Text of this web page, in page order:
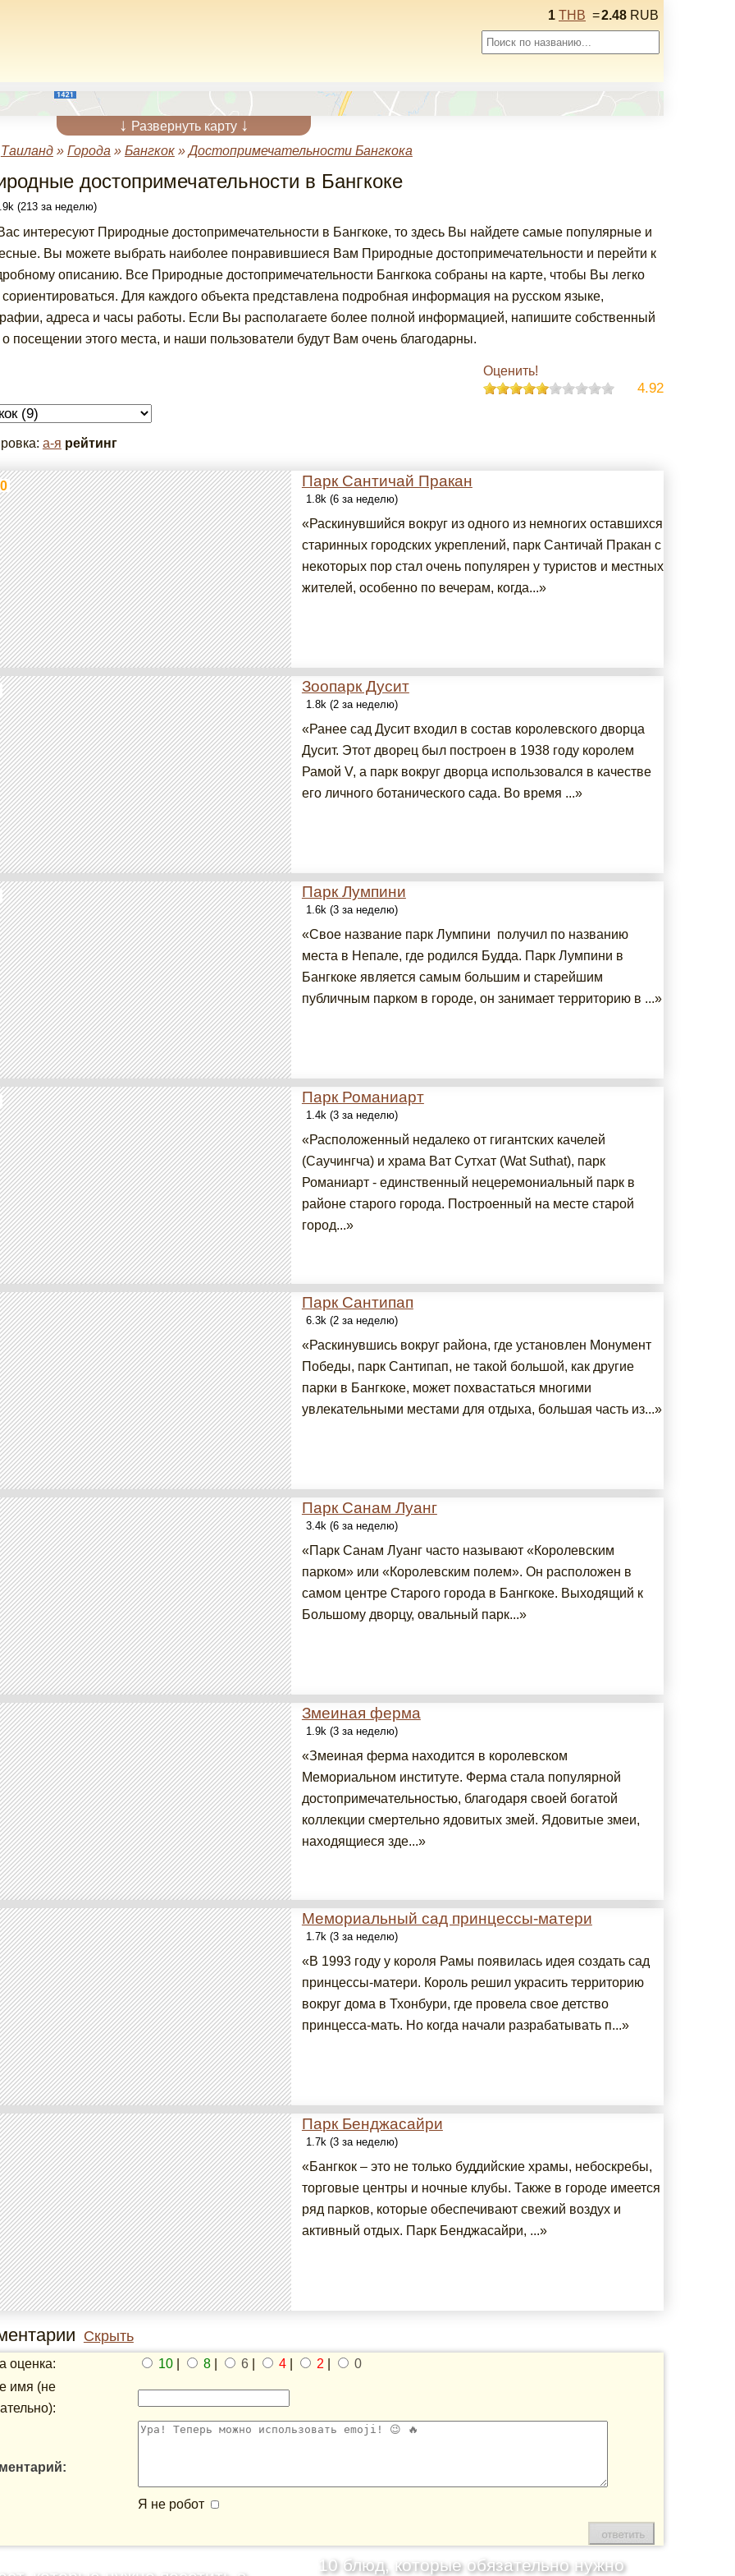
1 THB =2.48 RUB
↓ Развернуть карту ↓
Таиланд» Города » Бангкок»Достопримечательности Бангкока
достопримечательности в Бангкоке
(213 за неделю)
интересуют Природные достопримечательности в Бангкоке, то здесь Вы найдете самые популярные и
Вы можете выбрать наиболее понравившиеся Вам Природные достопримечательности и перейти к
описанию. Все Природные достопримечательности Бангкока собраны на карте, чтобы Вы легко
Для каждого объекта представлена подробная информация на русском языке,
адреса и часы работы. Если Вы располагаете более полной информацией, напишите собственный
посещении этого места, и наши пользователи будут Вам очень благодарны.
Оценить!
4.92
а-я рейтинг
Парк Сантичай Пракан
1.8k (6 за неделю)
«Раскинувшийся вокруг из одного из немногих оставшихся
старинных городских укреплений, парк Сантичай Пракан с
некоторых пор стал очень популярен у туристов и местных
жителей, особенно по вечерам, когда...»
Зоопарк Дусит
1.8k (2 за неделю)
«Ранее сад Дусит входил в состав королевского дворца
Дусит. Этот дворец был построен в 1938 году королем
Рамой V, а парк вокруг дворца использовался в качестве
его личного ботанического сада. Во время ...»
Парк Лумпини
1.6k (3 за неделю)
«Свое название парк Лумпини получил по названию
места в Непале, где родился Будда. Парк Лумпини в
Бангкоке является самым большим и старейшим
публичным парком в городе, он занимает территорию в ...»
Парк Романиарт
1.4k (3 за неделю)
«Расположенный недалеко от гигантских качелей
(Саучингча) и храма Ват Сутхат (Wat Suthat), парк
Романиарт - единственный нецеремониальный парк в
районе старого города. Построенный на месте старой
город...»
Парк Сантипап
6.3k (2 за неделю)
«Раскинувшись вокруг района, где установлен Монумент
Победы, парк Сантипап, не такой большой, как другие
парки в Бангкоке, может похвастаться многими
увлекательными местами для отдыха, большая часть из...»
Парк Санам Луанг
3.4k (6 за неделю)
«Парк Санам Луанг часто называют «Королевским
парком» или «Королевским полем». Он расположен в
самом центре Старого города в Бангкоке. Выходящий к
Большому дворцу, овальный парк...»
Змеиная ферма
1.9k (3 за неделю)
«Змеиная ферма находится в королевском
Мемориальном институте. Ферма стала популярной
достопримечательностью, благодаря своей богатой
коллекции смертельно ядовитых змей. Ядовитые змеи,
находящиеся зде...»
Мемориальный сад принцессы-матери
1.7k (3 за неделю)
«В 1993 году у короля Рамы появилась идея создать сад
принцессы-матери. Король решил украсить территорию
вокруг дома в Тхонбури, где провела свое детство
принцесса-мать. Но когда начали разрабатывать п...»
Парк Бенджасайри
1.7k (3 за неделю)
«Бангкок – это не только буддийские храмы, небоскребы,
торговые центры и ночные клубы. Также в городе имеется
ряд парков, которые обеспечивают свежий воздух и
активный отдых. Парк Бенджасайри, ...»
Скрыть
оценка: 10| 8| 6| 4| 2
0
имя (не
Я не робот
10 блюд, которые обязательно нужно